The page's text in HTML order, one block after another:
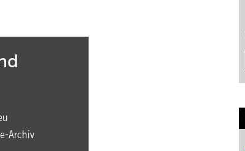
bitte anfragen unter:
Archiv